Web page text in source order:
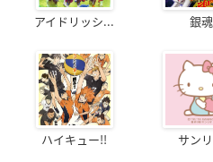
アイドリッシ... 銀魂
ハイキュー!! サン